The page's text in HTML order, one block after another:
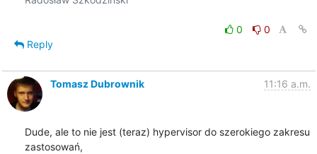
0
0
Reply
Tomasz Dubrownik 11:16 a.m.
Dude, ale to nie jest (teraz) hypervisor do szerokiego zakresu
zastosowań,